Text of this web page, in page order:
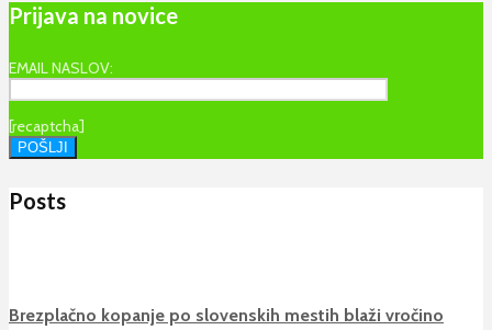
Prijava na novice
EMAIL NASLOV:
[recaptcha]
Posts
Brezplačno kopanje po slovenskih mestih blaži vročino